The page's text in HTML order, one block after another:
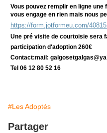
Vous pouvez remplir en ligne
vous engage en rien mais nous
https://form.jotformeu.com/
Une pré visite de courtoisie sera
participation d'adoption 260€
Contact:mail: galgosetgalgas@
Tel 06 12 80 52 16
#Les Adoptés
Partager